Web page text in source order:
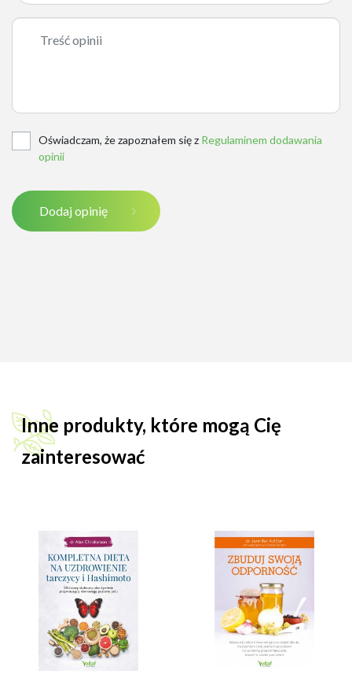
Oświadczam, że zapoznałem się z Regulaminem dodawania
opinii
Dodaj opinię
Inne produkty, które mogą Cię
zainteresować